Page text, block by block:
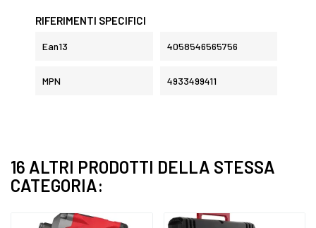
RIFERIMENTI SPECIFICI
Ean13 4058546565756
MPN 4933499411
16 ALTRI PRODOTTI DELLA STESSA
CATEGORIA: